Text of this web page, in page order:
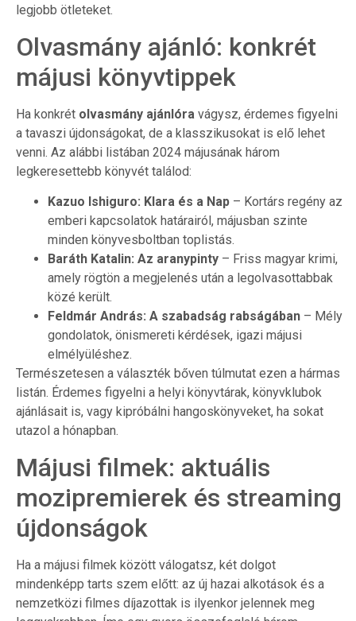
legjobb ötleteket.
Olvasmány ajánló: konkrét
májusi könyvtippek
Ha konkrét olvasmány ajánlóra vágysz, érdemes figyelni
a tavaszi újdonságokat, de a klasszikusokat is elő lehet
venni. Az alábbi listában 2024 májusának három
legkeresettebb könyvét találod:
Kazuo Ishiguro: Klara és a Nap – Kortárs regény az
emberi kapcsolatok határairól, májusban szinte
minden könyvesboltban toplistás.
Baráth Katalin: Az aranypinty – Friss magyar krimi,
amely rögtön a megjelenés után a legolvasottabbak
közé került.
Feldmár András: A szabadság rabságában – Mély
gondolatok, önismereti kérdések, igazi májusi
elmélyüléshez.
Természetesen a választék bőven túlmutat ezen a hármas
listán. Érdemes figyelni a helyi könyvtárak, könyvklubok
ajánlásait is, vagy kipróbálni hangoskönyveket, ha sokat
utazol a hónapban.
Májusi filmek: aktuális
mozipremierek és streaming
újdonságok
Ha a májusi filmek között válogatsz, két dolgot
mindenképp tarts szem előtt: az új hazai alkotások és a
nemzetközi filmes díjazottak is ilyenkor jelennek meg